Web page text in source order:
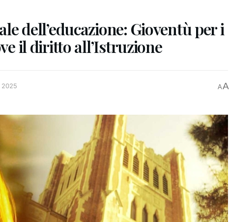
dell’educazione: Gioventù per i
il diritto all’Istruzione
2025 AA